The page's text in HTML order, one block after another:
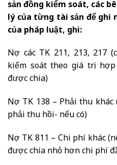
sản đồng kiểm soát, các
lý của từng tài sản để ghi
của pháp luật, ghi:
Nợ các TK 211, 213, 217
kiểm soát theo giá trị
được chia)
Nợ TK 138 – Phải thu
phải thu hồi- nếu có)
Nợ TK 811 – Chi phí khác
được chia nhỏ hơn chi phí